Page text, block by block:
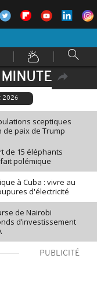
2026
sceptiques
de paix de Trump
de 15 éléphants
polémique
à Cuba : vivre au
d'électricité
de Nairobi
d’investissement
PUBLICITÉ